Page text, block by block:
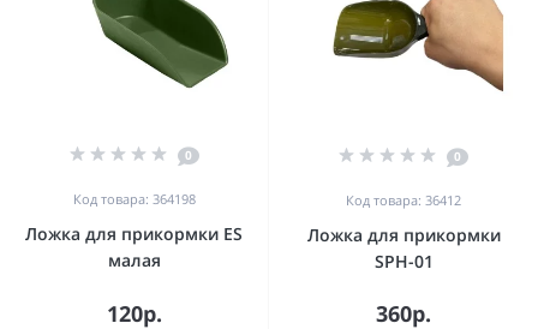
0
Код товара: 364198
Ложка для прикормки ES
малая
120р.
0
Код товара: 36412
Ложка для прикормки
SPH-01
360р.